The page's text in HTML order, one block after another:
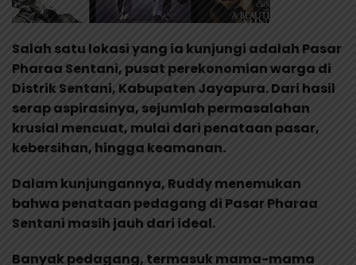
Salah satu lokasi yang ia kunjungi adalah Pasar
Pharaa Sentani, pusat perekonomian warga di
Distrik Sentani, Kabupaten Jayapura. Dari hasil
serap aspirasinya, sejumlah permasalahan
krusial mencuat, mulai dari penataan pasar,
kebersihan, hingga keamanan.
Dalam kunjungannya, Ruddy menemukan
bahwa penataan pedagang di Pasar Pharaa
Sentani masih jauh dari ideal.
Banyak pedagang, termasuk mama-mama